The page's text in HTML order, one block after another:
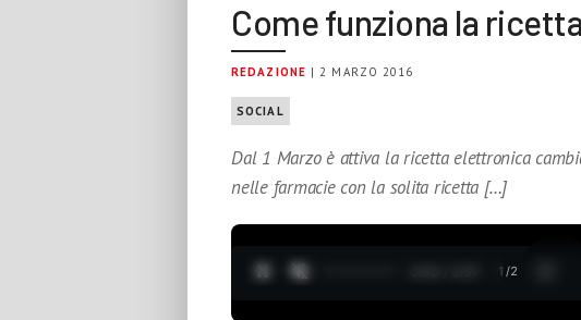
Come funziona la
REDAZIONE | 2 MARZO 2016
SOCIAL
Dal 1 Marzo è attiva la ricetta elettronica
nelle farmacie con la solita ricetta […]
1 /2